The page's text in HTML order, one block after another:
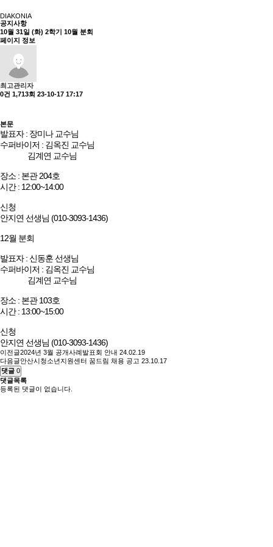
DIAKONIA
공지사항
10월 31일 (화) 2학기 10월 분회
페이지 정보
최고관리자
0건 1,713회 23-10-17 17:17
본문
발표자 : 장미나 교수님
수퍼바이저 : 김옥진 교수님
김계연 교수님
장소 : 본관 204호
시간 : 12:00~14:00
신청
안지연 선생님 (010-3093-1436)
12월 분회
발표자 : 신동훈 선생님
수퍼바이저 : 김옥진 교수님
김계연 교수님
장소 : 본관 103호
시간 : 13:00~15:00
신청
안지연 선생님 (010-3093-1436)
이전글2024년 3월 공개사례발표회 안내 24.02.19
다음글안산시청소년지원센터 꿈드림 채용 공고 23.10.17
댓글 0
댓글목록
등록된 댓글이 없습니다.